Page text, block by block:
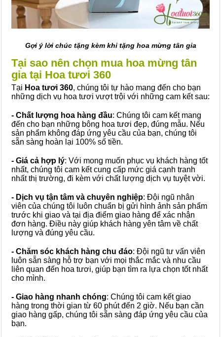
Gợi ý lời chúc tặng kèm khi tặng hoa mừng tân gia
Tại sao nên chọn mua hoa mừng tân
gia tại Hoa tươi 360
Tại Hoa tươi 360, chúng tôi tự hào mang đến cho bạn
những dịch vụ hoa tươi vượt trội với những cam kết sau:
- Chất lượng hoa hàng đầu: Chúng tôi cam kết mang
đến cho bạn những bông hoa tươi đẹp, đúng mẫu. Nếu
sản phẩm không đáp ứng yêu cầu của bạn, chúng tôi
sẵn sàng hoàn lại 100% số tiền.
- Giá cả hợp lý: Với mong muốn phục vụ khách hàng tốt
nhất, chúng tôi cam kết cung cấp mức giá cạnh tranh
nhất thị trường, đi kèm với chất lượng dịch vụ tuyệt vời.
- Dịch vụ tận tâm và chuyên nghiệp: Đội ngũ nhân
viên của chúng tôi luôn chuẩn bị gửi hình ảnh sản phẩm
trước khi giao và tại địa điểm giao hàng để xác nhận
đơn hàng. Điều này giúp khách hàng yên tâm về chất
lượng và đúng yêu cầu.
- Chăm sóc khách hàng chu đáo: Đội ngũ tư vấn viên
luôn sẵn sàng hỗ trợ bạn với mọi thắc mắc và nhu cầu
liên quan đến hoa tươi, giúp bạn tìm ra lựa chọn tốt nhất
cho mình.
- Giao hàng nhanh chóng: Chúng tôi cam kết giao
hàng trong thời gian từ 60 phút đến 2 giờ. Nếu bạn cần
giao hàng gấp, chúng tôi sẵn sàng đáp ứng yêu cầu của
bạn.